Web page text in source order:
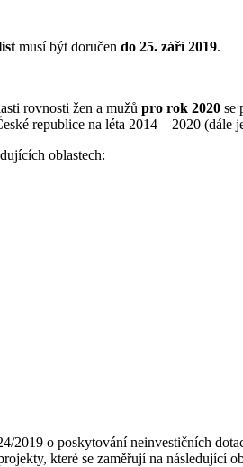
musí být doručen do 25. září 2019.
rovnosti žen a mužů pro rok 2020 se
republice na léta 2014 – 2020 (dále
oblastech:
o poskytování neinvestičních
které se zaměřují na následující